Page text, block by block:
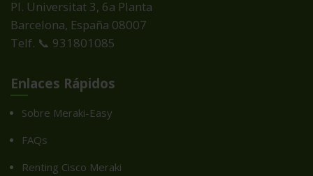
Pl. Universitat 3, 6a Planta
Barcelona, España 08007
Telf. 📞 931801085
Enlaces Rápidos
Sobre Meraki-Easy
FAQs
Renting Cisco Meraki